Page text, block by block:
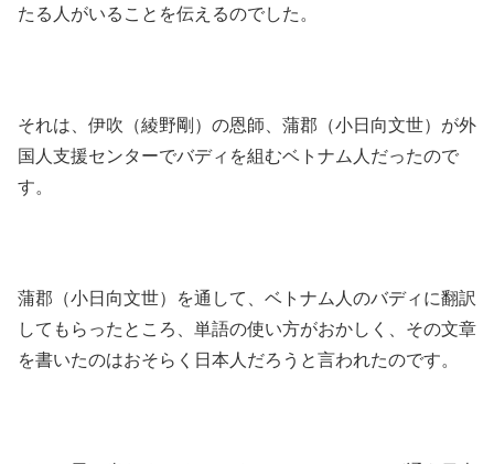
たる人がいることを伝えるのでした。
それは、伊吹（綾野剛）の恩師、蒲郡（小日向文世）が外
国人支援センターでバディを組むベトナム人だったので
す。
蒲郡（小日向文世）を通して、ベトナム人のバディに翻訳
してもらったところ、単語の使い方がおかしく、その文章
を書いたのはおそらく日本人だろうと言われたのです。